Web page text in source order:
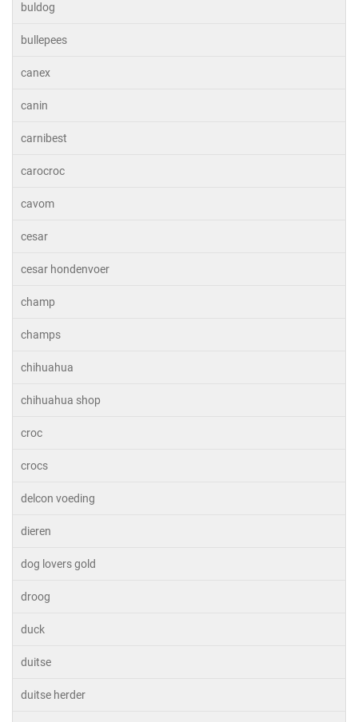
buldog
bullepees
canex
canin
carnibest
carocroc
cavom
cesar
cesar hondenvoer
champ
champs
chihuahua
chihuahua shop
croc
crocs
delcon voeding
dieren
dog lovers gold
droog
duck
duitse
duitse herder